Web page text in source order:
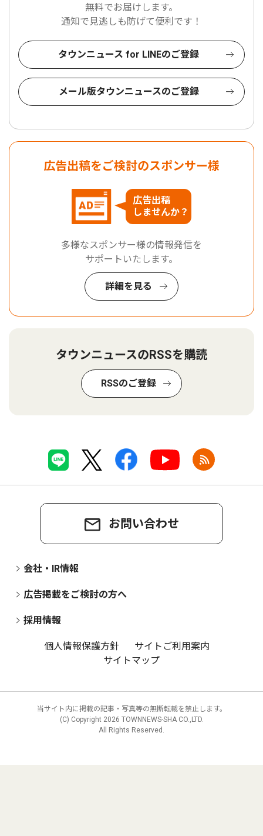
無料でお届けします。
通知で見逃しも防げて便利です！
タウンニュース for LINEのご登録
メール版タウンニュースのご登録
広告出稿をご検討のスポンサー様
広告出稿
しませんか？
多様なスポンサー様の情報発信を
サポートいたします。
詳細を見る
タウンニュースのRSSを購読
RSSのご登録
お問い合わせ
会社・IR情報
広告掲載をご検討の方へ
採用情報
個人情報保護方針
サイトご利用案内
サイトマップ
当サイト内に掲載の記事・写真等の無断転載を禁止します。
(C) Copyright 2026 TOWNNEWS-SHA CO.,LTD.
All Rights Reserved.